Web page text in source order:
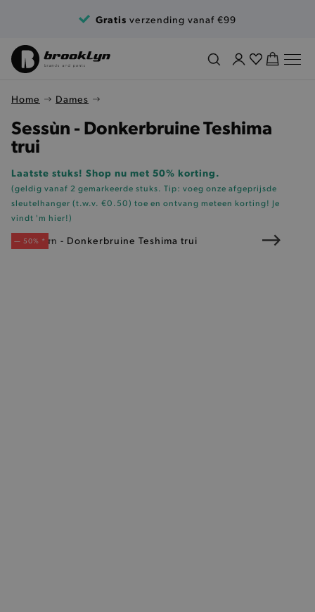
Gratis verzending vanaf €99
Home Dames
Sessùn - Donkerbruine Teshima
trui
Laatste stuks! Shop nu met 50% korting.
(geldig vanaf 2 gemarkeerde stuks. Tip: voeg onze afgeprijsde
sleutelhanger (t.w.v. €0.50) toe en ontvang meteen korting! Je
vindt 'm hier!)
— 50% *